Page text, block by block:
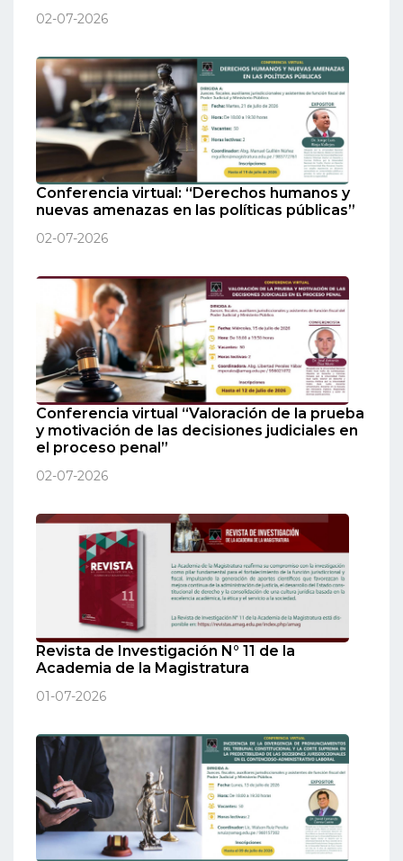
02-07-2026
Conferencia virtual: “Derechos humanos y
nuevas amenazas en las políticas públicas”
02-07-2026
Conferencia virtual “Valoración de la prueba
y motivación de las decisiones judiciales en
el proceso penal”
02-07-2026
Revista de Investigación N° 11 de la
Academia de la Magistratura
01-07-2026